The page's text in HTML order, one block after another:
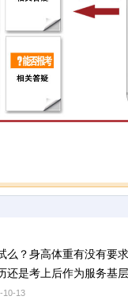
么？身高体重有没有要求
还是考上后作为服务基
10-13